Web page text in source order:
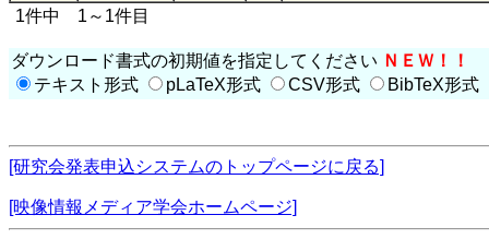
1件中 1～1件目
ダウンロード書式の初期値を指定してください ＮＥＷ！！
テキスト形式
pLaTeX形式 CSV形式 BibTeX形式
[研究会発表申込システムのトップページに戻る]
[映像情報メディア学会ホームページ]